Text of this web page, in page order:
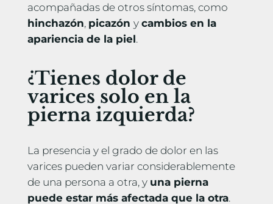
acompañadas de otros síntomas, como
hinchazón, picazón y cambios en la
apariencia de la piel.
¿Tienes dolor de
varices solo en la
pierna izquierda?
La presencia y el grado de dolor en las
varices pueden variar considerablemente
de una persona a otra, y una pierna
puede estar más afectada que la otra.